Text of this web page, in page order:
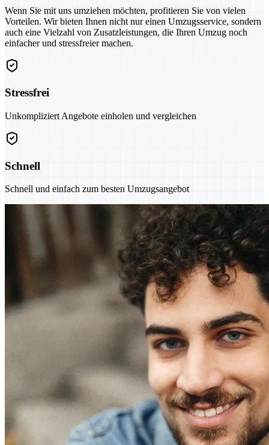
Wenn Sie mit uns umziehen möchten, profitieren Sie von vielen
Vorteilen. Wir bieten Ihnen nicht nur einen Umzugsservice, sondern
auch eine Vielzahl von Zusatzleistungen, die Ihren Umzug noch
einfacher und stressfreier machen.
Stressfrei
Unkompliziert Angebote einholen und vergleichen
Schnell
Schnell und einfach zum besten Umzugsangebot